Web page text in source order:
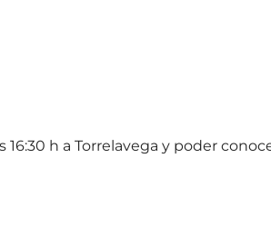
16:30 h a Torrelavega y poder